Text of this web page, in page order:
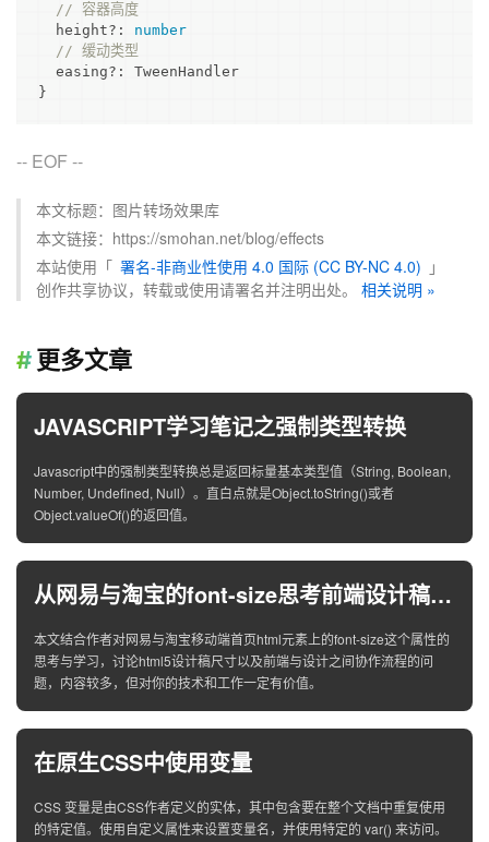
// 容器高度
  height?:
number
// 缓动类型
  easing?: TweenHandler
}
-- EOF --
本文标题：图片转场效果库
本文链接：https://smohan.net/blog/effects
本站使用「 署名-非商业性使用 4.0 国际 (CC BY-NC 4.0) 」
创作共享协议，转载或使用请署名并注明出处。 相关说明 »
更多文章
JAVASCRIPT学习笔记之强制类型转换
Javascript中的强制类型转换总是返回标量基本类型值（String, Boolean,
Number, Undefined, Null）。直白点就是Object.toString()或者
Object.valueOf()的返回值。
从网易与淘宝的font-size思考前端设计稿与工作流
本文结合作者对网易与淘宝移动端首页html元素上的font-size这个属性的
思考与学习，讨论html5设计稿尺寸以及前端与设计之间协作流程的问
题，内容较多，但对你的技术和工作一定有价值。
在原生CSS中使用变量
CSS 变量是由CSS作者定义的实体，其中包含要在整个文档中重复使用
的特定值。使用自定义属性来设置变量名，并使用特定的 var() 来访问。